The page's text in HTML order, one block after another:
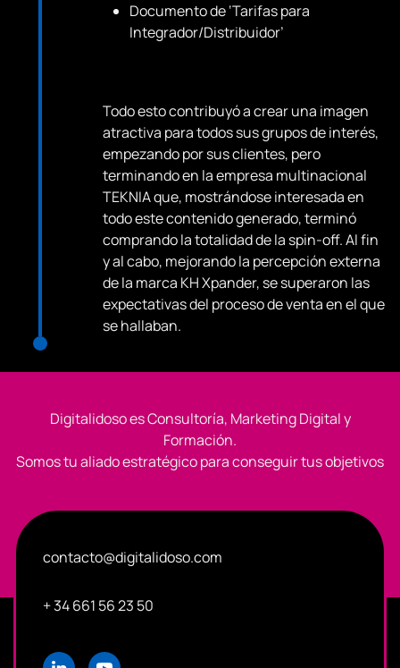
Documento de ‘Tarifas para
Integrador/Distribuidor’
Todo esto contribuyó a crear una imagen
atractiva para todos sus grupos de interés,
empezando por sus clientes, pero
terminando en la empresa multinacional
TEKNIA que, mostrándose interesada en
todo este contenido generado, terminó
comprando la totalidad de la spin-off. Al fin
y al cabo, mejorando la percepción externa
de la marca KH Xpander, se superaron las
expectativas del proceso de venta en el que
se hallaban.
Digitalidoso es Consultoría, Marketing Digital y
Formación.
Somos tu aliado estratégico para conseguir tus objetivos
contacto@digitalidoso.com
+ 34 661 56 23 50